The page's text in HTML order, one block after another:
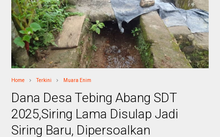
Home Terkini Muara Enim
Dana Desa Tebing Abang SDT
2025,Siring Lama Disulap Jadi
Siring Baru, Dipersoalkan